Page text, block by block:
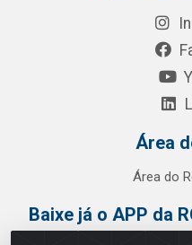
Área
Área do
Baixe já o APP da